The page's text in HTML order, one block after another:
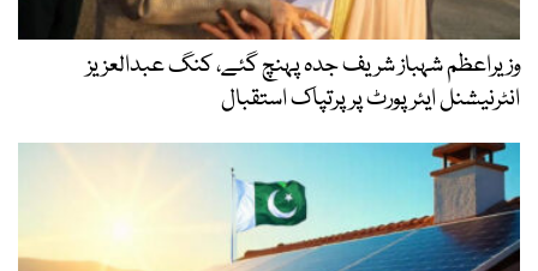
وزیراعظم شہباز شریف جدہ پہنچ گئے، کنگ عبدالعزیز
انٹرنیشنل ایئر پورٹ پر پرتپاک استقبال